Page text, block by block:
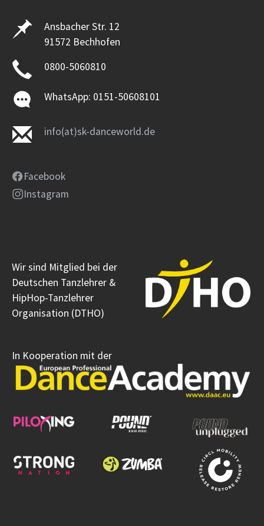
Ansbacher Str. 12
91572 Bechhofen
0800-5060810
WhatsApp: 0151-50608101
info(at)sk-danceworld.de
Facebook
Instagram
Wir sind Mitglied bei der
Deutschen Tanzlehrer &
HipHop-Tanzlehrer
Organisation (DTHO)
In Kooperation mit der